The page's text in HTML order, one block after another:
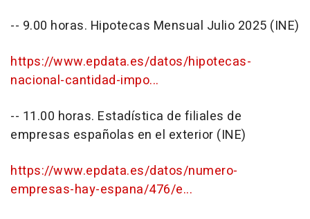
-- 9.00 horas. Hipotecas Mensual Julio 2025 (INE)
https://www.epdata.es/datos/hipotecas-
nacional-cantidad-impo...
-- 11.00 horas. Estadística de filiales de
empresas españolas en el exterior (INE)
https://www.epdata.es/datos/numero-
empresas-hay-espana/476/e...